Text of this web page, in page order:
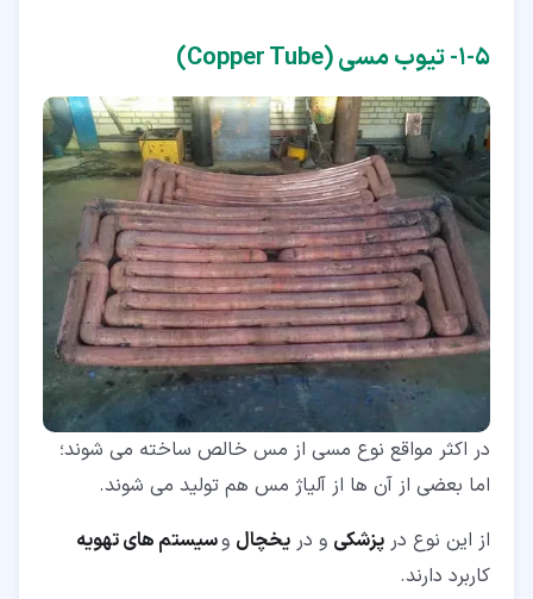
۵‏-‏۱‏- تیوب مسی (Copper Tube)
در اکثر مواقع نوع مسی از مس خالص ساخته می شوند؛
اما بعضی از آن ها از آلیاژ مس هم تولید می شوند.
از این نوع در پزشکی و در یخچال وسیستم های تهویه
کاربرد دارند.